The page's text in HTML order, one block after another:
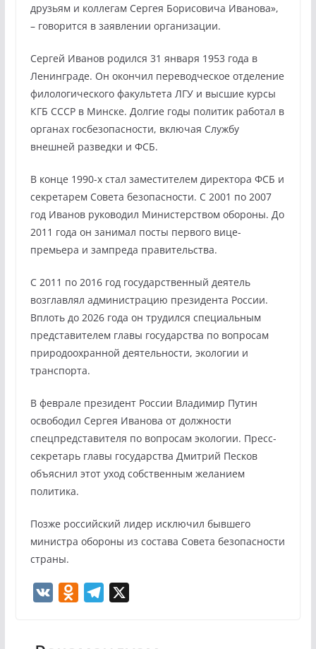
друзьям и коллегам Сергея Борисовича Иванова»,
– говорится в заявлении организации.
Сергей Иванов родился 31 января 1953 года в
Ленинграде. Он окончил переводческое отделение
филологического факультета ЛГУ и высшие курсы
КГБ СССР в Минске. Долгие годы политик работал в
органах госбезопасности, включая Службу
внешней разведки и ФСБ.
В конце 1990-х стал заместителем директора ФСБ и
секретарем Совета безопасности. С 2001 по 2007
год Иванов руководил Министерством обороны. До
2011 года он занимал посты первого вице-
премьера и зампреда правительства.
С 2011 по 2016 год государственный деятель
возглавлял администрацию президента России.
Вплоть до 2026 года он трудился специальным
представителем главы государства по вопросам
природоохранной деятельности, экологии и
транспорта.
В феврале президент России Владимир Путин
освободил Сергея Иванова от должности
спецпредставителя по вопросам экологии. Пресс-
секретарь главы государства Дмитрий Песков
объяснил этот уход собственным желанием
политика.
Позже российский лидер исключил бывшего
министра обороны из состава Совета безопасности
страны.